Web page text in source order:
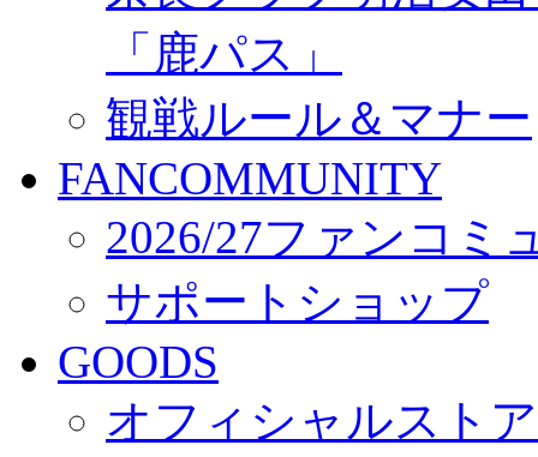
「鹿パス」
観戦ルール＆マナー
FANCOMMUNITY
2026/27ファンコミ
サポートショップ
GOODS
オフィシャルスト